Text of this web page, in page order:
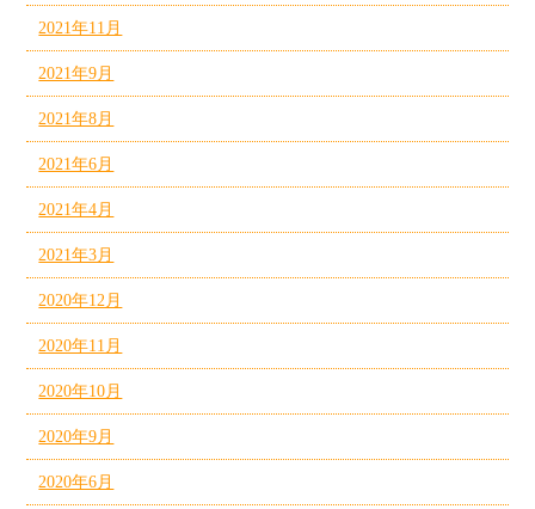
2021年11月
2021年9月
2021年8月
2021年6月
2021年4月
2021年3月
2020年12月
2020年11月
2020年10月
2020年9月
2020年6月